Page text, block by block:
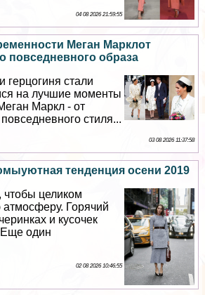
04 08 2026 21:59:55
Меган Марклот
повседневного образа
герцогиня стали
на лучшие моменты
Маркл - от
стиля...
03 08 2026 11:37:58
тенденция осени 2019
чтобы целиком
Горячий
и кусочек
Еще один
02 08 2026 10:46:55